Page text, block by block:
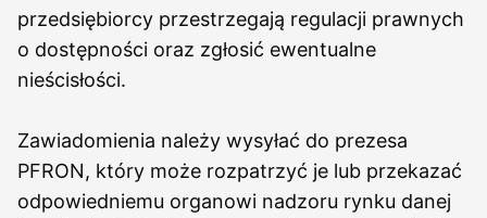
przedsiębiorcy przestrzegają regulacji prawnych
o dostępności oraz zgłosić ewentualne
nieścisłości.
Zawiadomienia należy wysyłać do prezesa
PFRON, który może rozpatrzyć je lub przekazać
odpowiedniemu organowi nadzoru rynku danej